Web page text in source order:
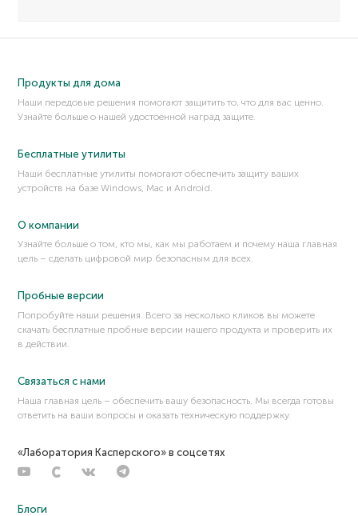
Продукты для дома
Наши передовые решения помогают защитить то, что для вас ценно.
Узнайте больше о нашей удостоенной наград защите.
Бесплатные утилиты
Наши бесплатные утилиты помогают обеспечить защиту ваших
устройств на базе Windows, Mac и Android.
О компании
Узнайте больше о том, кто мы, как мы работаем и почему наша главная
цель – сделать цифровой мир безопасным для всех.
Пробные версии
Попробуйте наши решения. Всего за несколько кликов вы можете
скачать бесплатные пробные версии нашего продукта и проверить их
в действии.
Связаться с нами
Наша главная цель – обеспечить вашу безопасность. Мы всегда готовы
ответить на ваши вопросы и оказать техническую поддержку.
«Лаборатория Касперского» в соцсетях
Блоги